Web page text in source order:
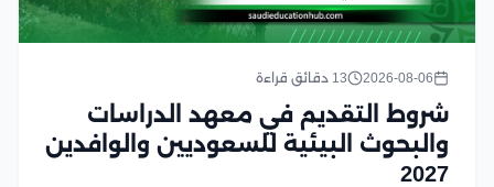
2026-08-06 13 دقائق قراءة
شروط التقديم في معهد الدراسات
والبحوث البيئية للسعوديين والوافدين
2027